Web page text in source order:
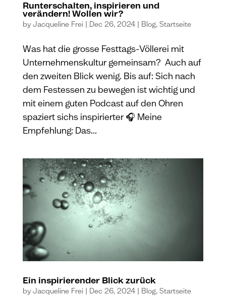
Runterschalten, inspirieren und
verändern! Wollen wir?
by Jacqueline Frei | Dec 26, 2024| Blog, Startseite
Was hat die grosse Festtags-Völlerei mit
Unternehmenskultur gemeinsam? Auch auf
den zweiten Blick wenig. Bis auf: Sich nach
dem Festessen zu bewegen ist wichtig und
mit einem guten Podcast auf den Ohren
spaziert sichs inspirierter 🎧 Meine
Empfehlung: Das...
Ein inspirierender Blick zurück
by Jacqueline Frei | Dec 26, 2024| Blog, Startseite